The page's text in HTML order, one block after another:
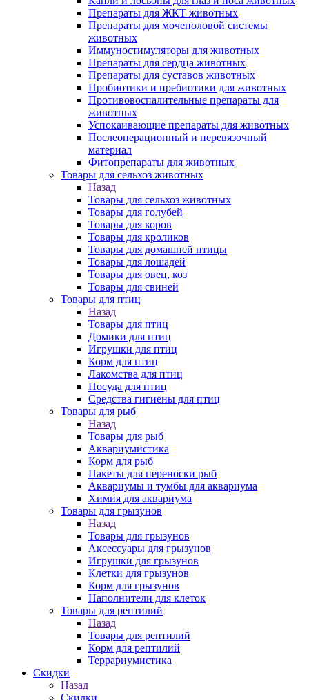
Препараты для ЖКТ животных
Препараты для мочеполовой системы
животных
Иммуностимуляторы для животных
Препараты для сердца животных
Препараты для суставов животных
Пробиотики и пребиотики для животных
Противовоспалительные препараты для
животных
Успокаивающие препараты для животных
Послеоперационный и перевязочный
материал
Фитопрепараты для животных
Товары для сельхоз животных
Назад
Товары для сельхоз животных
Товары для голубей
Товары для коров
Товары для кроликов
Товары для домашней птицы
Товары для лошадей
Товары для овец, коз
Товары для свиней
Товары для птиц
Назад
Товары для птиц
Домики для птиц
Игрушки для птиц
Корм для птиц
Лакомства для птиц
Посуда для птиц
Средства гигиены для птиц
Товары для рыб
Назад
Товары для рыб
Аквариумистика
Корм для рыб
Пакеты для переноски рыб
Аквариумы и тумбы для аквариума
Химия для аквариума
Товары для грызунов
Назад
Товары для грызунов
Аксессуары для грызунов
Игрушки для грызунов
Клетки для грызунов
Корм для грызунов
Наполнители для клеток
Товары для рептилий
Назад
Товары для рептилий
Корм для рептилий
Террариумистика
Скидки
Назад
Скидки